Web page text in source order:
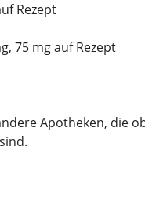
Rezept
75 mg auf Rezept
Apotheken, die